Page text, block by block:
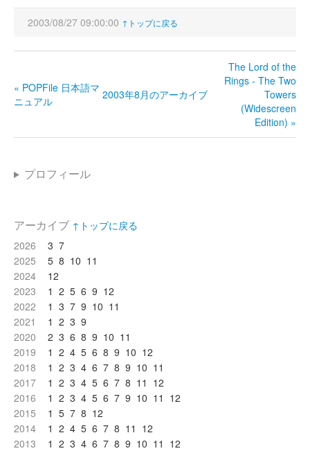
2003/08/27 09:00:00 ↑トップに戻る
« POPFile 日本語マ
ニュアル
2003年8月のアーカイブ
The Lord of the
Rings - The Two
Towers
(Widescreen
Edition) »
プロフィール
アーカイブ ↑トップに戻る
2026
3 7
2025
5 8 10 11
2024
12
2023
1 2 5 6 9 12
2022
1 3 7 9 10 11
2021
1 2 3 9
2020
2 3 6 8 9 10 11
2019
1 2 4 5 6 8 9 10 12
2018
1 2 3 4 6 7 8 9 10 11
2017
1 2 3 4 5 6 7 8 11 12
2016
1 2 3 4 5 6 7 9 10 11 12
2015
1 5 7 8 12
2014
1 2 4 5 6 7 8 11 12
2013
1 2 3 4 6 7 8 9 10 11 12